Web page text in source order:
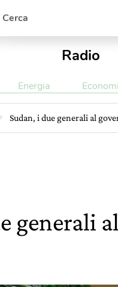
Cerca
Radio
Energia
Sudan, i due generali al
generali